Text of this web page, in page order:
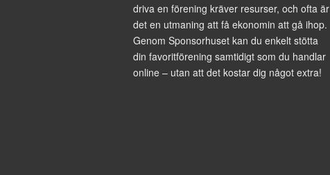
driva en förening kräver resurser, och ofta är
det en utmaning att få ekonomin att gå ihop.
Genom Sponsorhuset kan du enkelt stötta
din favoritförening samtidigt som du handlar
online – utan att det kostar dig något extra!